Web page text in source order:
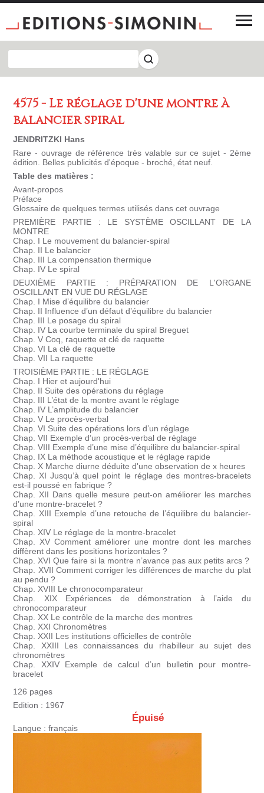
4575 - Le réglage d'une montre à
balancier spiral
JENDRITZKI Hans
Rare - ouvrage de référence très valable sur ce sujet - 2ème
édition. Belles publicités d'époque - broché, état neuf.
Table des matières :
Avant-propos
Préface
Glossaire de quelques termes utilisés dans cet ouvrage
PREMIÈRE PARTIE : LE SYSTÈME OSCILLANT DE LA
MONTRE
Chap. I Le mouvement du balancier-spiral
Chap. II Le balancier
Chap. III La compensation thermique
Chap. IV Le spiral
DEUXIÈME PARTIE : PRÉPARATION DE L'ORGANE
OSCILLANT EN VUE DU RÉGLAGE
Chap. I Mise d’équilibre du balancier
Chap. II Influence d’un défaut d’équilibre du balancier
Chap. III Le posage du spiral
Chap. IV La courbe terminale du spiral Breguet
Chap. V Coq, raquette et clé de raquette
Chap. VI La clé de raquette
Chap. VII La raquette
TROISIÈME PARTIE : LE RÉGLAGE
Chap. I Hier et aujourd'hui
Chap. II Suite des opérations du réglage
Chap. III L’état de la montre avant le réglage
Chap. IV L’amplitude du balancier
Chap. V Le procès-verbal
Chap. VI Suite des opérations lors d’un réglage
Chap. VII Exemple d’un procès-verbal de réglage
Chap. VIII Exemple d’une mise d’équilibre du balancier-spiral
Chap. IX La méthode acoustique et le réglage rapide
Chap. X Marche diurne déduite d'une observation de x heures
Chap. XI Jusqu’à quel point le réglage des montres-bracelets
est-il poussé en fabrique ?
Chap. XII Dans quelle mesure peut-on améliorer les marches
d’une montre-bracelet ?
Chap. XIII Exemple d’une retouche de l’équilibre du balancier-
spiral
Chap. XIV Le réglage de la montre-bracelet
Chap. XV Comment améliorer une montre dont les marches
diffèrent dans les positions horizontales ?
Chap. XVI Que faire si la montre n’avance pas aux petits arcs ?
Chap. XVII Comment corriger les différences de marche du plat
au pendu ?
Chap. XVIII Le chronocomparateur
Chap. XIX Expériences de démonstration à l’aide du
chronocomparateur
Chap. XX Le contrôle de la marche des montres
Chap. XXI Chronomètres
Chap. XXII Les institutions officielles de contrôle
Chap. XXIII Les connaissances du rhabilleur au sujet des
chronomètres
Chap. XXIV Exemple de calcul d’un bulletin pour montre-
bracelet
126 pages
Edition : 1967
Langue : français
Épuisé